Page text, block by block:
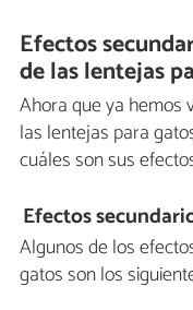
Efectos
de las lentejas
Ahora que ya hemos
las lentejas para
cuáles son sus
Efectos
Algunos de los
gatos son los